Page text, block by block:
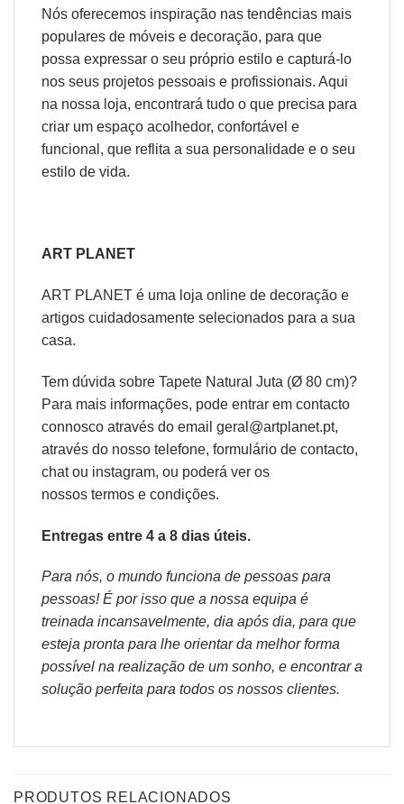
Nós oferecemos inspiração nas tendências mais
populares de móveis e decoração, para que
possa expressar o seu próprio estilo e capturá-lo
nos seus projetos pessoais e profissionais. Aqui
na nossa loja, encontrará tudo o que precisa para
criar um espaço acolhedor, confortável e
funcional, que reflita a sua personalidade e o seu
estilo de vida.
ART PLANET
ART PLANET é uma loja online de decoração e
artigos cuidadosamente selecionados para a sua
casa.
Tem dúvida sobre Tapete Natural Juta (Ø 80 cm)?
Para mais informações, pode entrar em contacto
connosco através do email geral@artplanet.pt,
através do nosso telefone, formulário de contacto,
chat ou instagram, ou poderá ver os
nossos termos e condições.
Entregas entre 4 a 8 dias úteis.
Para nós, o mundo funciona de pessoas para
pessoas! É por isso que a nossa equipa é
treinada incansavelmente, dia após dia, para que
esteja pronta para lhe orientar da melhor forma
possível na realização de um sonho, e encontrar a
solução perfeita para todos os nossos clientes.
PRODUTOS RELACIONADOS